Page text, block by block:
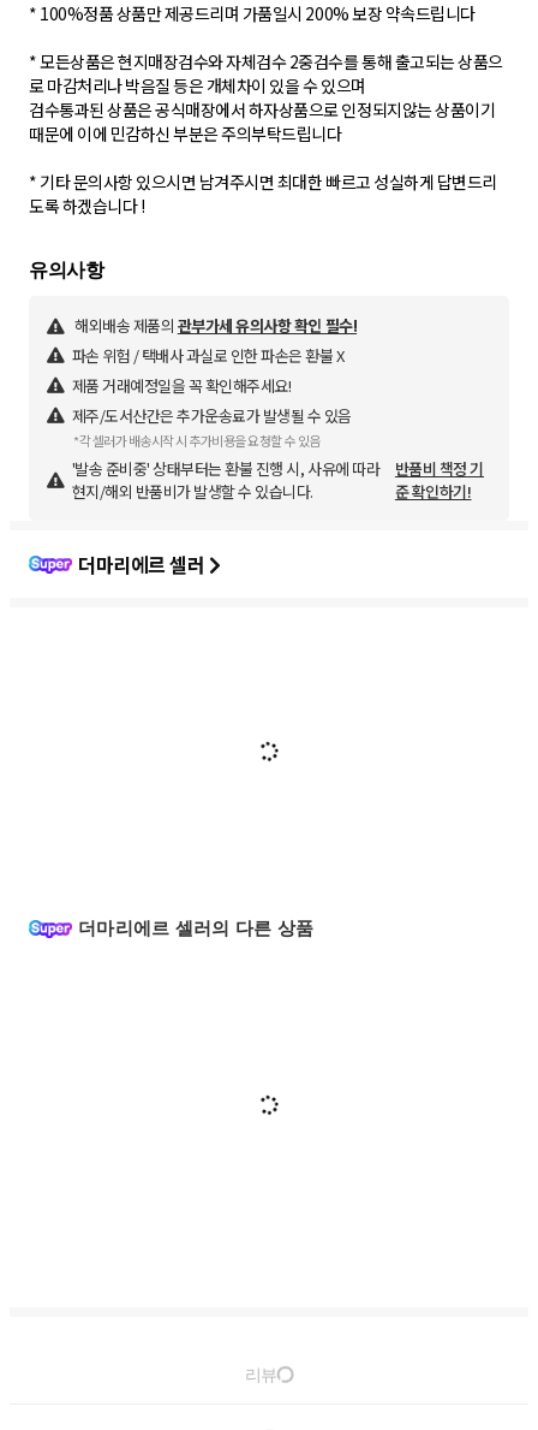
* 100%정품 상품만 제공드리며 가품일시 200% 보장 약속드립니다
* 모든상품은 현지매장검수와 자체검수 2중검수를 통해 출고되는 상품으
로 마감처리나 박음질 등은 개체차이 있을 수 있으며
검수통과된 상품은 공식매장에서 하자상품으로 인정되지않는 상품이기
때문에 이에 민감하신 부분은 주의부탁드립니다
* 기타 문의사항 있으시면 남겨주시면 최대한 빠르고 성실하게 답변드리
도록 하겠습니다 !
유의사항
해외배송 제품의 관부가세 유의사항 확인 필수!
파손 위험 / 택배사 과실로 인한 파손은 환불 X
제품 거래예정일을 꼭 확인해주세요!
제주/도서산간은 추가운송료가 발생될 수 있음
*각 셀러가 배송시작 시 추가비용을 요청할 수 있음
'발송 준비중' 상태부터는 환불 진행 시, 사유에 따라
현지/해외 반품비가 발생할 수 있습니다.
반품비 책정 기
준 확인하기!
더마리에르 셀러
더마리에르 셀러의 다른 상품
리뷰